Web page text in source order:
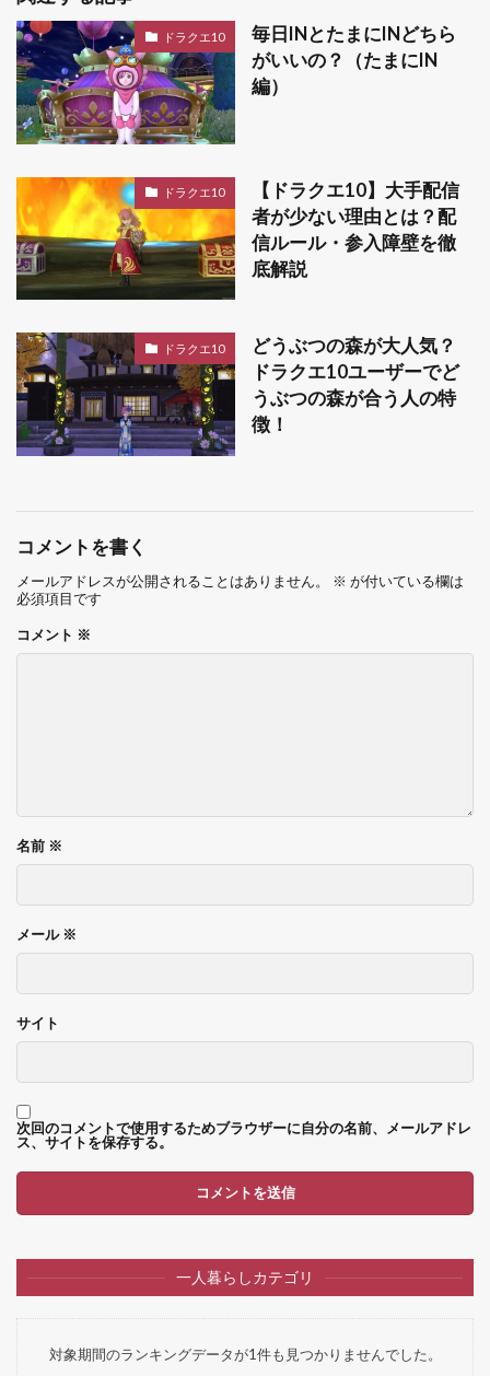
ドラクエ10
毎日INとたまにINどちら
がいいの？（たまにIN
編）
ドラクエ10
【ドラクエ10】大手配信
者が少ない理由とは？配
信ルール・参入障壁を徹
底解説
ドラクエ10
どうぶつの森が大人気？
ドラクエ10ユーザーでど
うぶつの森が合う人の特
徴！
コメントを書く
メールアドレスが公開されることはありません。 ※ が付いている欄は
必須項目です
コメント ※
名前 ※
メール ※
サイト
次回のコメントで使用するためブラウザーに自分の名前、メールアドレ
ス、サイトを保存する。
一人暮らしカテゴリ
対象期間のランキングデータが1件も見つかりませんでした。